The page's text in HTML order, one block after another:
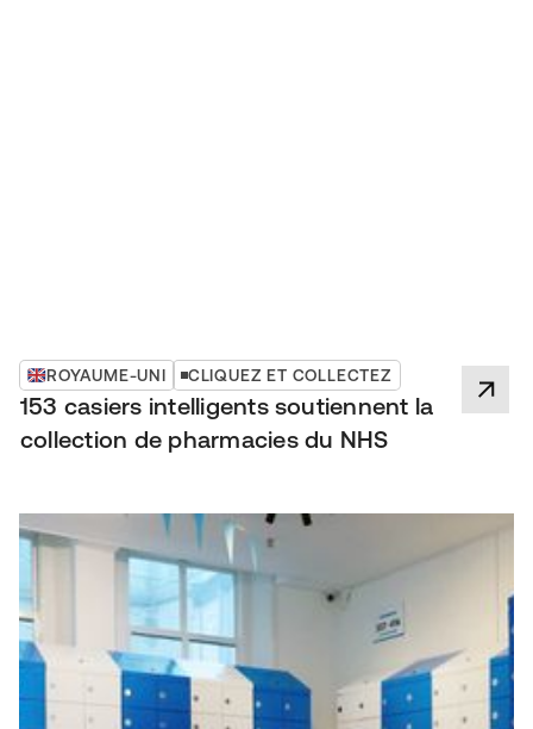
ROYAUME-UNI CLIQUEZ ET COLLECTEZ
153 casiers intelligents soutiennent la
collection de pharmacies du NHS